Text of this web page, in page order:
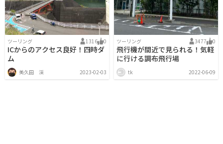
ツーリング 1316 0
ICからのアクセス良好！四時ダ
ム
美久田 渓 2023-02-03
ツーリング 3477 0
飛行機が間近で見られる！気軽
に行ける調布飛行場
tk 2022-06-09